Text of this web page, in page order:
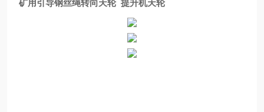
矿用引导钢丝绳转向天轮 提升机天轮